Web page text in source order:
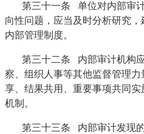
第三十一条 单位对内部审计
向性问题，应当及时分析研究
内部管理制度。
第三十二条 内部审计机构应
察、组织人事等其他监督管理
享、结果共用、重要事项共同
机制。
第三十三条 内部审计发现的